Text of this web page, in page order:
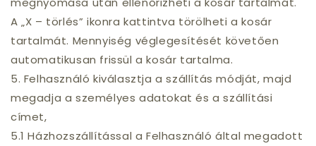
A „X – törlés” ikonra kattintva törölheti a kosár
tartalmát. Mennyiség véglegesítését követően
automatikusan frissül a kosár tartalma.
5. Felhasználó kiválasztja a szállítás módját, majd
megadja a személyes adatokat és a szállítási
címet,
5.1 Házhozszállítással a Felhasználó által megadott